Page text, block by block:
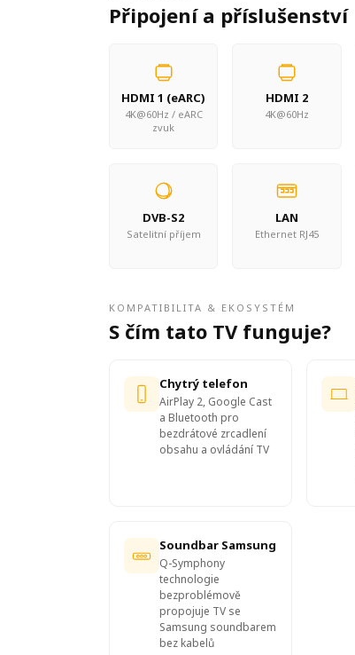
Připojení a příslušenství
HDMI 1 (eARC)
4K@60Hz / eARC
zvuk
HDMI 2
4K@60Hz
DVB-S2
Satelitní příjem
LAN
Ethernet RJ45
KOMPATIBILITA & EKOSYSTÉM
S čím tato TV funguje?
Chytrý telefon
AirPlay 2, Google Cast
a Bluetooth pro
bezdrátové zrcadlení
obsahu a ovládání TV
Soundbar Samsung
Q-Symphony
technologie
bezproblémově
propojuje TV se
Samsung soundbarem
bez kabelů